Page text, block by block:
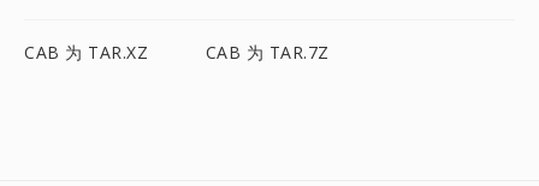
CAB 为 TAR.XZ CAB 为 TAR.7Z